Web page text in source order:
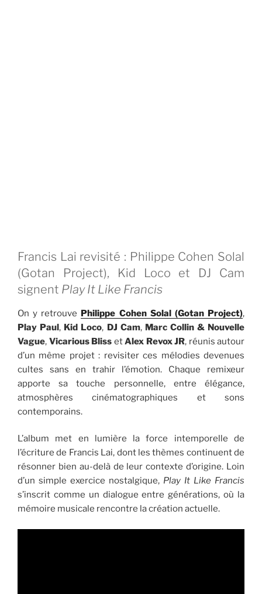
Francis Lai revisité : Philippe Cohen Solal
(Gotan Project), Kid Loco et DJ Cam
signent Play It Like Francis
On y retrouve Philippe Cohen Solal (Gotan Project),
Play Paul, Kid Loco, DJ Cam, Marc Collin & Nouvelle
Vague, Vicarious Bliss etAlex Revox JR, réunis autour
d’un même projet : revisiter ces mélodies devenues
cultes sans en trahir l’émotion. Chaque remixeur
apporte sa touche personnelle, entre élégance,
atmosphères cinématographiques et sons
contemporains.
L’album met en lumière la force intemporelle de
l’écriture de Francis Lai, dont les thèmes continuent de
résonner bien au-delà de leur contexte d’origine. Loin
d’un simple exercice nostalgique, Play It Like Francis
s’inscrit comme un dialogue entre générations, où la
mémoire musicale rencontre la création actuelle.